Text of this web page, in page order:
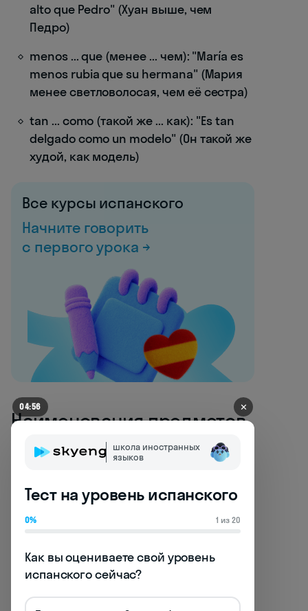
alto que Pedro" (Хуан выше, чем
Педро)
menos ... que (менее ... чем): "María es
menos rubia que su hermana" (Мария
менее светловолосая, чем её сестра)
tan ... como (такой же ... как): "Es tan
delgado como un modelo" (Он такой же
худой, как модель)
Все курсы испанского
Начните говорить
с первого урока →
Наименования предметов
одежды в испанском
языке
Знание названий одежды на испанском
позволяет не только описывать свой
покупки в испаноязычных странах.
Рассмотрим основные категории
одежды: верхнюю, нижнюю и
аксессуары. 👔👗👠
04:56 ✕
школа иностранных
языков
Тест на уровень испанского
0% 1 из 20
Как вы оцениваете свой уровень
испанского сейчас?